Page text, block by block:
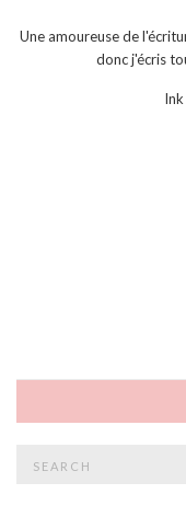
Une amoureuse de
donc j'écris